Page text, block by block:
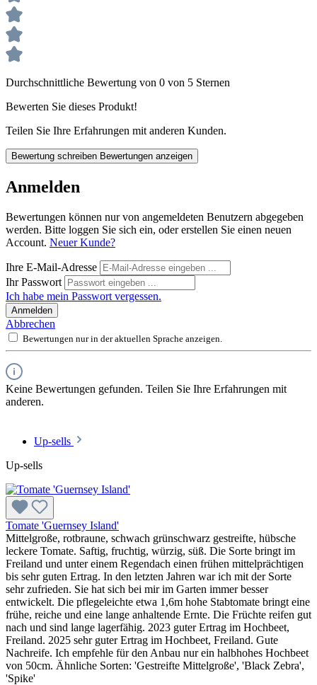
Durchschnittliche Bewertung von 0 von 5 Sternen
Bewerten Sie dieses Produkt!
Teilen Sie Ihre Erfahrungen mit anderen Kunden.
Bewertung schreiben Bewertungen anzeigen
Anmelden
Bewertungen können nur von angemeldeten Benutzern abgegeben
werden. Bitte loggen Sie sich ein, oder erstellen Sie einen neuen
Account. Neuer Kunde?
Ihre E-Mail-Adresse
Ihr Passwort
Ich habe mein Passwort vergessen.
Anmelden
Abbrechen
Bewertungen nur in der aktuellen Sprache anzeigen.
Keine Bewertungen gefunden. Teilen Sie Ihre Erfahrungen mit
anderen.
Up-sells
Up-sells
Tomate 'Guernsey Island'
Mittelgroße, rotbraune, schwach grünschwarz gestreifte, hübsche
leckere Tomate. Saftig, fruchtig, würzig, süß. Die Sorte bringt im
Freiland und unter einem Regendach einen frü­hen mittelprächtigen
bis sehr guten Ertrag. In den letzten Jahren war ich mit der Sorte
sehr zufrieden. Sie hat sich bei mir im Garten immer besser
entwickelt. Die pflegeleichte etwa 1,6m hohe Stabtomate bringt eine
frühe, reiche und eine lange anhaltende Ernte. Die Früchte reifen gut
nach und sind lange lagerfähig. 2023 guter Ertrag im Hochbeet,
Freiland. 2025 sehr guter Ertrag im Hochbeet, Freiland. Gute
Nachreife. Ich empfehle für den Anbau nur ein halbhohes Hochbeet
von 50cm. Ähnliche Sorten: 'Gestreifte Mittel­große', 'Black Zebra',
'Spike'